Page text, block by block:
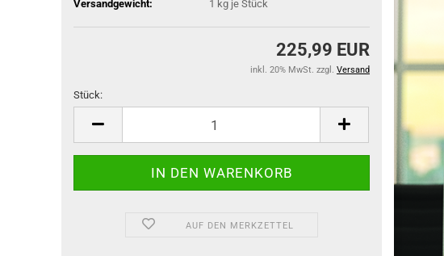
Versandgewicht:
1 kg je Stück
225,99 EUR
inkl. 20% MwSt. zzgl. Versand
Stück:
Stück
AUF DEN MERKZETTEL